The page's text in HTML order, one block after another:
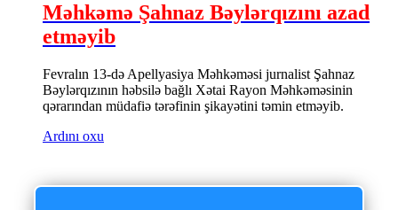
Məhkəmə Şahnaz Bəylərqızını azad
etməyib
Fevralın 13-də Apellyasiya Məhkəməsi jurnalist Şahnaz
Bəylərqızının həbsilə bağlı Xətai Rayon Məhkəməsinin
qərarından müdafiə tərəfinin şikayətini təmin etməyib.
Ardını oxu